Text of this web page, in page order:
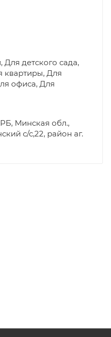
Для детского сада,
квартиры, Для
офиса, Для
Минская обл.,
с/с,22, район аг.